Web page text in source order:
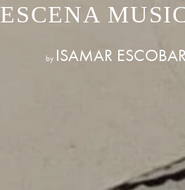
ESCENA
by ISAMAR ESCOBAR